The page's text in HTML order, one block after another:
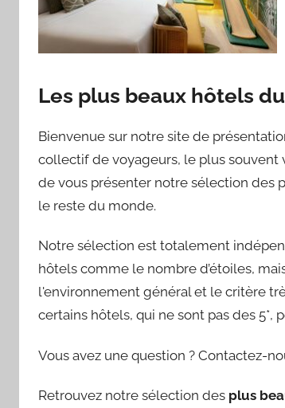
Les plus beaux hôtels
Bienvenue sur notre site de
collectif de voyageurs, le plus souvent
de vous présenter notre sélection des
le reste du monde.
Notre sélection est totalement
hôtels comme le nombre d’étoiles,
l'environnement général et le critère
certains hôtels, qui ne sont pas des
Vous avez une question ? Contactez-
Retrouvez notre sélection des plus